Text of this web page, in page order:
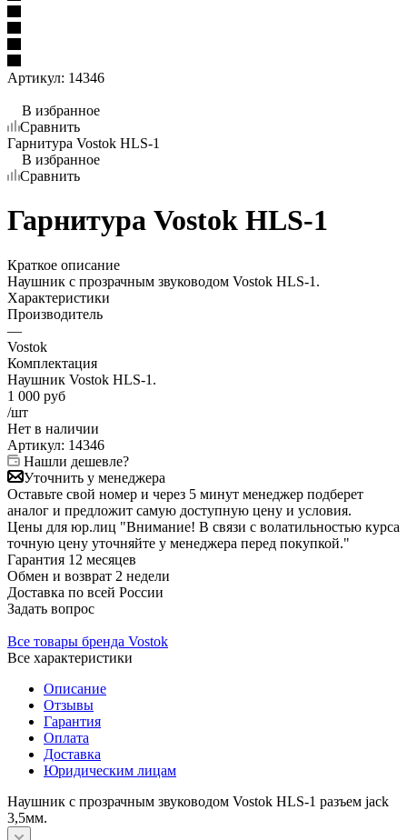
Артикул: 14346
В избранное
Сравнить
Гарнитура Vostok HLS-1
В избранное
Сравнить
Гарнитура Vostok HLS-1
Краткое описание
Наушник с прозрачным звуководом Vostok HLS-1.
Характеристики
Производитель
—
Vostok
Комплектация
Наушник Vostok HLS-1.
1 000 руб
/шт
Нет в наличии
Артикул: 14346
Нашли дешевле?
Уточнить у менеджера
Оставьте свой номер и через 5 минут менеджер подберет
аналог и предложит самую доступную цену и условия.
Цены для юр.лиц "Внимание! В связи с волатильностью курса
точную цену уточняйте у менеджера перед покупкой."
Гарантия 12 месяцев
Обмен и возврат 2 недели
Доставка по всей России
Задать вопрос
Все товары бренда Vostok
Все характеристики
Описание
Отзывы
Гарантия
Оплата
Доставка
Юридическим лицам
Наушник с прозрачным звуководом Vostok HLS-1 разъем jack
3,5мм.